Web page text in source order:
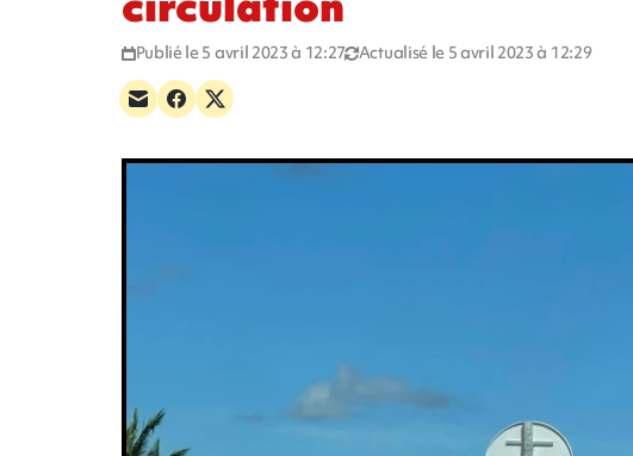
Publié le 5 avril 2023 à 12:27 Actualisé le 5 avril 2023 à 12:29